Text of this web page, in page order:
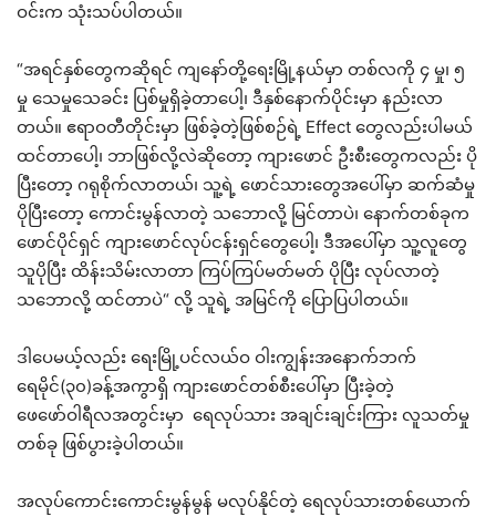
ဝင်းက သုံးသပ်ပါတယ်။
“အရင်နှစ်တွေကဆိုရင် ကျနော်တို့ရေးမြို့နယ်မှာ တစ်လကို ၄ မှု၊ ၅
မှု သေမှုသေခင်း ပြစ်မှုရှိခဲ့တာပေါ့၊ ဒီနှစ်နောက်ပိုင်းမှာ နည်းလာ
တယ်။ ဧရာဝတီတိုင်းမှာ ဖြစ်ခဲ့တဲ့ဖြစ်စဉ်ရဲ့ Effect တွေလည်းပါမယ်
ထင်တာပေါ့၊ ဘာဖြစ်လို့လဲဆိုတော့ ကျားဖောင် ဦးစီးတွေကလည်း ပို
ပြီးတော့ ဂရုစိုက်လာတယ်၊ သူ့ရဲ့ ဖောင်သားတွေအပေါ်မှာ ဆက်ဆံမှု
ပိုပြီးတော့ ကောင်းမွန်လာတဲ့ သဘောလို့ မြင်တာပဲ၊ နောက်တစ်ခုက
ဖောင်ပိုင်ရှင် ကျားဖောင်လုပ်ငန်းရှင်တွေပေါ့၊ ဒီအပေါ်မှာ သူ့လူတွေ
သူပိုပြီး ထိန်းသိမ်းလာတာ ကြပ်ကြပ်မတ်မတ် ပိုပြီး လုပ်လာတဲ့
သဘောလို့ ထင်တာပဲ“ လို့ သူရဲ့ အမြင်ကို ပြောပြပါတယ်။
ဒါပေမယ့်လည်း ရေးမြို့ပင်လယ်ဝ ဝါးကျွန်း‌အနောက်ဘက်
ရေမိုင်(၃၀)ခန့်အကွာရှိ ကျားဖောင်တစ်စီးပေါ်မှာ ပြီးခဲ့တဲ့
ဖေဖော်ဝါရီလအတွင်းမှာ ရေလုပ်သား အချင်းချင်းကြား လူသတ်မှု
တစ်ခု ဖြစ်ပွားခဲ့ပါတယ်။
အလုပ်ကောင်းကောင်းမွန်မွန် မလုပ်နိုင်တဲ့ ရေလုပ်သားတစ်ယောက်